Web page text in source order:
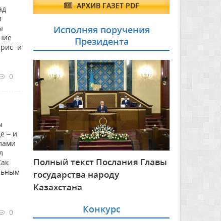
рис и
0
– и
0
АРХИВ ГАЗЕТ PDF
Исполняя поручения
Президента
Полный текст Послания Главы
государства народу
Казахстана
Конкурс